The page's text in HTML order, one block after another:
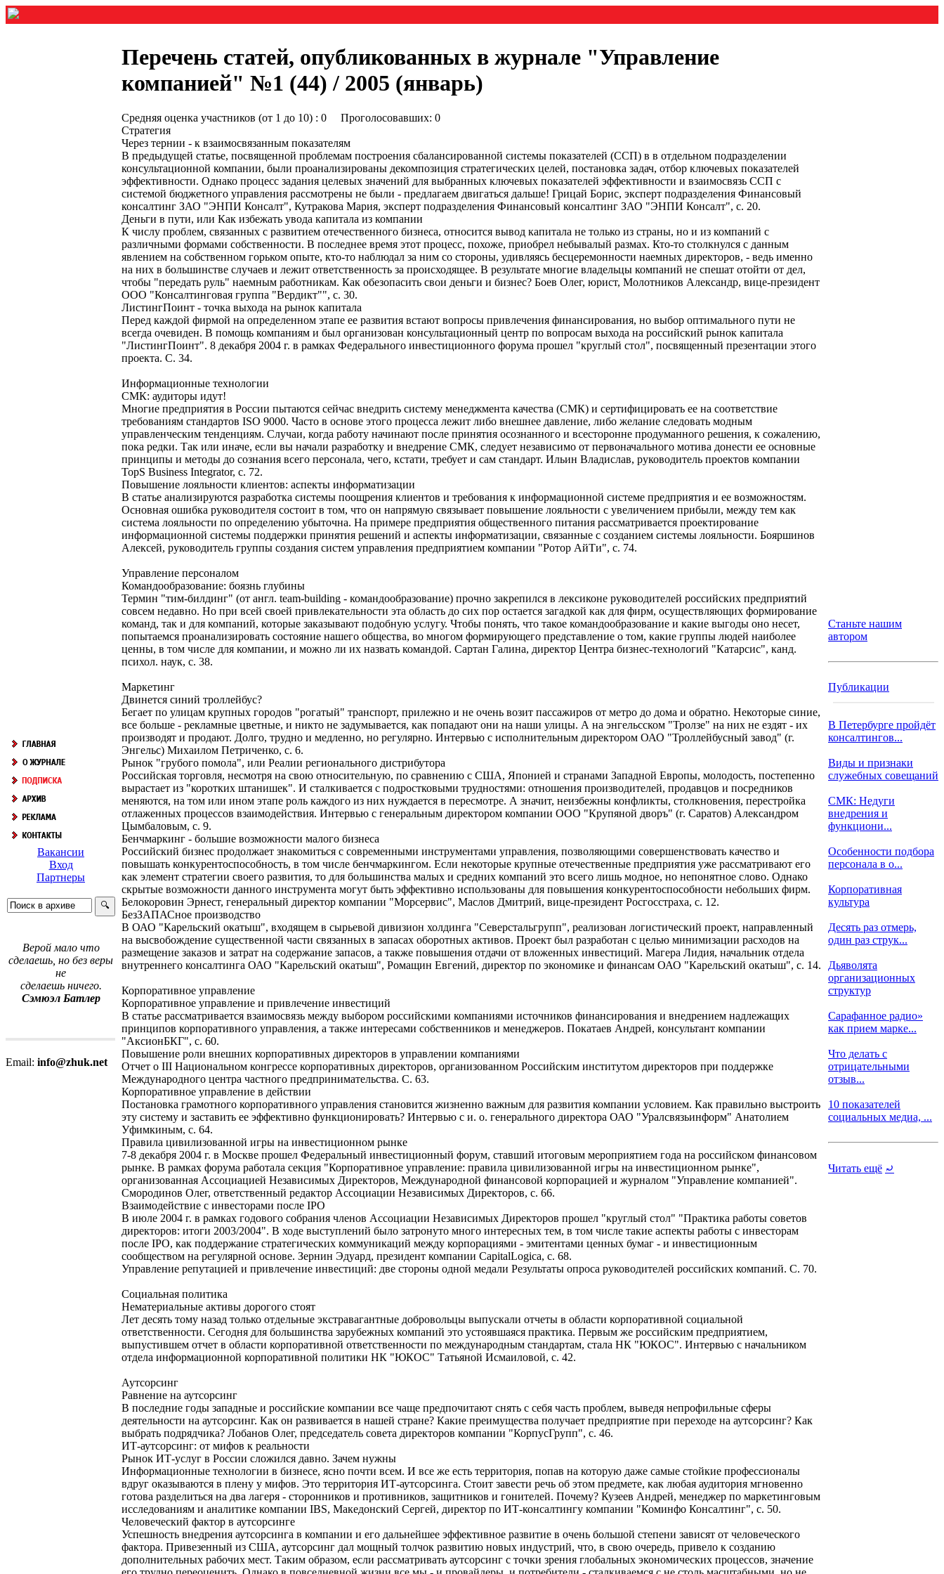
Вакансии
Вход
Партнеры
Верой мало что
сделаешь, но без веры
не
сделаешь ничего.
Сэмюэл Батлер
Email: info@zhuk.net
Перечень статей, опубликованных в журнале "Управление
компанией" №1 (44) / 2005 (январь)
Средняя оценка участников (от 1 до 10) : 0 Проголосовавших: 0
Стратегия
Через тернии - к взаимосвязанным показателям
В предыдущей статье, посвященной проблемам построения сбалансированной системы показателей (ССП) в в отдельном подразделении
консультационной компании, были проанализированы декомпозиция стратегических целей, постановка задач, отбор ключевых показателей
эффективности. Однако процесс задания целевых значений для выбранных ключевых показателей эффективности и взаимосвязь ССП с
системой бюджетного управления рассмотрены не были - предлагаем двигаться дальше! Грицай Борис, эксперт подразделения Финансовый
консалтинг ЗАО "ЭНПИ Консалт", Кутракова Мария, эксперт подразделения Финансовый консалтинг ЗАО "ЭНПИ Консалт", с. 20.
Деньги в пути, или Как избежать увода капитала из компании
К числу проблем, связанных с развитием отечественного бизнеса, относится вывод капитала не только из страны, но и из компаний с
различными формами собственности. В последнее время этот процесс, похоже, приобрел небывалый размах. Кто-то столкнулся с данным
явлением на собственном горьком опыте, кто-то наблюдал за ним со стороны, удивляясь бесцеремонности наемных директоров, - ведь именно
на них в большинстве случаев и лежит ответственность за происходящее. В результате многие владельцы компаний не спешат отойти от дел,
чтобы "передать руль" наемным работникам. Как обезопасить свои деньги и бизнес? Боев Олег, юрист, Молотников Александр, вице-президент
ООО "Консалтинговая группа "Вердикт"", с. 30.
ЛистингПоинт - точка выхода на рынок капитала
Перед каждой фирмой на определенном этапе ее развития встают вопросы привлечения финансирования, но выбор оптимального пути не
всегда очевиден. В помощь компаниям и был организован консультационный центр по вопросам выхода на российский рынок капитала
"ЛистингПоинт". 8 декабря 2004 г. в рамках Федерального инвестиционного форума прошел "круглый стол", посвященный презентации этого
проекта. С. 34.
Информационные технологии
СМК: аудиторы идут!
Многие предприятия в России пытаются сейчас внедрить систему менеджмента качества (СМК) и сертифицировать ее на соответствие
требованиям стандартов ISO 9000. Часто в основе этого процесса лежит либо внешнее давление, либо желание следовать модным
управленческим тенденциям. Случаи, когда работу начинают после принятия осознанного и всесторонне продуманного решения, к сожалению,
пока редки. Так или иначе, если вы начали разработку и внедрение СМК, следует независимо от первоначального мотива донести ее основные
принципы и методы до сознания всего персонала, чего, кстати, требует и сам стандарт. Ильин Владислав, руководитель проектов компании
TopS Business Integrator, с. 72.
Повышение лояльности клиентов: аспекты информатизации
В статье анализируются разработка системы поощрения клиентов и требования к информационной системе предприятия и ее возможностям.
Основная ошибка руководителя состоит в том, что он напрямую связывает повышение лояльности с увеличением прибыли, между тем как
система лояльности по определению убыточна. На примере предприятия общественного питания рассматривается проектирование
информационной системы поддержки принятия решений и аспекты информатизации, связанные с созданием системы лояльности. Бояршинов
Алексей, руководитель группы создания систем управления предприятием компании "Ротор АйТи", с. 74.
Управление персоналом
Командообразование: боязнь глубины
Термин "тим-билдинг" (от англ. team-building - командообразование) прочно закрепился в лексиконе руководителей российских предприятий
совсем недавно. Но при всей своей привлекательности эта область до сих пор остается загадкой как для фирм, осуществляющих формирование
команд, так и для компаний, которые заказывают подобную услугу. Чтобы понять, что такое командообразование и какие выгоды оно несет,
попытаемся проанализировать состояние нашего общества, во многом формирующего представление о том, какие группы людей наиболее
ценны, в том числе для компании, и можно ли их назвать командой. Сартан Галина, директор Центра бизнес-технологий "Катарсис", канд.
психол. наук, с. 38.
Маркетинг
Двинется синий троллейбус?
Бегает по улицам крупных городов "рогатый" транспорт, прилежно и не очень возит пассажиров от метро до дома и обратно. Некоторые синие,
все больше - рекламные цветные, и никто не задумывается, как попадают они на наши улицы. А на энгельсском "Тролзе" на них не ездят - их
производят и продают. Долго, трудно и медленно, но регулярно. Интервью с исполнительным директором ОАО "Троллейбусный завод" (г.
Энгельс) Михаилом Петриченко, с. 6.
Рынок "грубого помола", или Реалии регионального дистрибутора
Российская торговля, несмотря на свою относительную, по сравнению с США, Японией и странами Западной Европы, молодость, постепенно
вырастает из "коротких штанишек". И сталкивается с подростковыми трудностями: отношения производителей, продавцов и посредников
меняются, на том или ином этапе роль каждого из них нуждается в пересмотре. А значит, неизбежны конфликты, столкновения, перестройка
отлаженных процессов взаимодействия. Интервью с генеральным директором компании ООО "Крупяной дворъ" (г. Саратов) Александром
Цымбаловым, с. 9.
Бенчмаркинг - большие возможности малого бизнеса
Российский бизнес продолжает знакомиться с современными инструментами управления, позволяющими совершенствовать качество и
повышать конкурентоспособность, в том числе бенчмаркингом. Если некоторые крупные отечественные предприятия уже рассматривают его
как элемент стратегии своего развития, то для большинства малых и средних компаний это всего лишь модное, но непонятное слово. Однако
скрытые возможности данного инструмента могут быть эффективно использованы для повышения конкурентоспособности небольших фирм.
Белокоровин Эрнест, генеральный директор компании "Морсервис", Маслов Дмитрий, вице-президент Росгосстраха, с. 12.
БезЗАПАСное производство
В ОАО "Карельский окатыш", входящем в сырьевой дивизион холдинга "Северстальгрупп", реализован логистический проект, направленный
на высвобождение существенной части связанных в запасах оборотных активов. Проект был разработан с целью минимизации расходов на
размещение заказов и затрат на содержание запасов, а также повышения отдачи от вложенных инвестиций. Магера Лидия, начальник отдела
внутреннего консалтинга ОАО "Карельский окатыш", Ромащин Евгений, директор по экономике и финансам ОАО "Карельский окатыш", с. 14.
Корпоративное управление
Корпоративное управление и привлечение инвестиций
В статье рассматривается взаимосвязь между выбором российскими компаниями источников финансирования и внедрением надлежащих
принципов корпоративного управления, а также интересами собственников и менеджеров. Покатаев Андрей, консультант компании
"АксионБКГ", с. 60.
Повышение роли внешних корпоративных директоров в управлении компаниями
Отчет о III Национальном конгрессе корпоративных директоров, организованном Российским институтом директоров при поддержке
Международного центра частного предпринимательства. С. 63.
Корпоративное управление в действии
Постановка грамотного корпоративного управления становится жизненно важным для развития компании условием. Как правильно выстроить
эту систему и заставить ее эффективно функционировать? Интервью с и. о. генерального директора ОАО "Уралсвязьинформ" Анатолием
Уфимкиным, с. 64.
Правила цивилизованной игры на инвестиционном рынке
7-8 декабря 2004 г. в Москве прошел Федеральный инвестиционный форум, ставший итоговым мероприятием года на российском финансовом
рынке. В рамках форума работала секция "Корпоративное управление: правила цивилизованной игры на инвестиционном рынке",
организованная Ассоциацией Независимых Директоров, Международной финансовой корпорацией и журналом "Управление компанией".
Смородинов Олег, ответственный редактор Ассоциации Независимых Директоров, с. 66.
Взаимодействие с инвесторами после IPO
В июле 2004 г. в рамках годового собрания членов Ассоциации Независимых Директоров прошел "круглый стол" "Практика работы советов
директоров: итоги 2003/2004". В ходе выступлений было затронуто много интересных тем, в том числе такие аспекты работы с инвесторам
после IPO, как поддержание стратегических коммуникаций между корпорациями - эмитентами ценных бумаг - и инвестиционным
сообществом на регулярной основе. Зернин Эдуард, президент компании CapitalLogica, с. 68.
Управление репутацией и привлечение инвестиций: две стороны одной медали Результаты опроса руководителей российских компаний. С. 70.
Социальная политика
Нематериальные активы дорогого стоят
Лет десять тому назад только отдельные экстравагантные добровольцы выпускали отчеты в области корпоративной социальной
ответственности. Сегодня для большинства зарубежных компаний это устоявшаяся практика. Первым же российским предприятием,
выпустившем отчет в области корпоративной ответственности по международным стандартам, стала НК "ЮКОС". Интервью с начальником
отдела информационной корпоративной политики НК "ЮКОС" Татьяной Исмаиловой, с. 42.
Аутсорсинг
Равнение на аутсорсинг
В последние годы западные и российские компании все чаще предпочитают снять с себя часть проблем, выведя непрофильные сферы
деятельности на аутсорсинг. Как он развивается в нашей стране? Какие преимущества получает предприятие при переходе на аутсорсинг? Как
выбрать подрядчика? Лобанов Олег, председатель совета директоров компании "КорпусГрупп", с. 46.
ИТ-аутсорсинг: от мифов к реальности
Рынок ИТ-услуг в России сложился давно. Зачем нужны
Информационные технологии в бизнесе, ясно почти всем. И все же есть территория, попав на которую даже самые стойкие профессионалы
вдруг оказываются в плену у мифов. Это территория ИТ-аутсорсинга. Стоит завести речь об этом предмете, как любая аудитория мгновенно
готова разделиться на два лагеря - сторонников и противников, защитников и гонителей. Почему? Кузеев Андрей, менеджер по маркетинговым
исследованиям и аналитике компании IBS, Македонский Сергей, директор по ИТ-консалтингу компании "Коминфо Консалтинг", с. 50.
Человеческий фактор в аутсорсинге
Успешность внедрения аутсорсинга в компании и его дальнейшее эффективное развитие в очень большой степени зависят от человеческого
фактора. Привезенный из США, аутсорсинг дал мощный толчок развитию новых индустрий, что, в свою очередь, привело к созданию
дополнительных рабочих мест. Таким образом, если рассматривать аутсорсинг с точки зрения глобальных экономических процессов, значение
Станьте нашим
автором
Публикации
В Петербурге пройдёт
консалтингов...
Виды и признаки
служебных совещаний
СМК: Недуги
внедрения и
функциони...
Особенности подбора
персонала в о...
Корпоративная
культура
Десять раз отмерь,
один раз струк...
Дьяволята
организационных
структур
Сарафанное радио»
как прием марке...
Что делать с
отрицательными
отзыв...
10 показателей
социальных медиа, ...
Читать ещё ⤾